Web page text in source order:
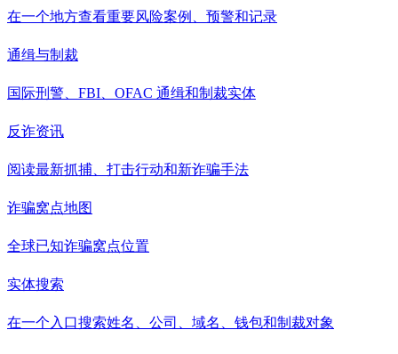
在一个地方查看重要风险案例、预警和记录
通缉与制裁
国际刑警、FBI、OFAC 通缉和制裁实体
反诈资讯
阅读最新抓捕、打击行动和新诈骗手法
诈骗窝点地图
全球已知诈骗窝点位置
实体搜索
在一个入口搜索姓名、公司、域名、钱包和制裁对象